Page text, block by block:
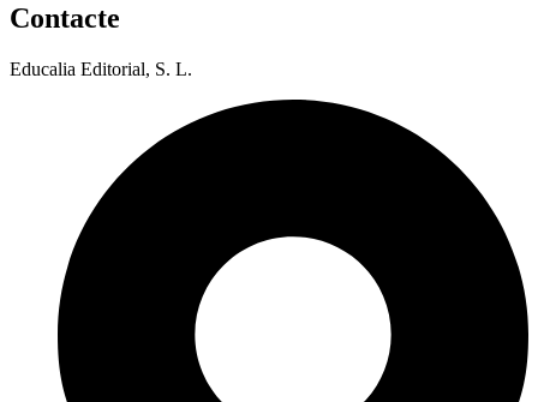
Contacte
Educalia Editorial, S. L.